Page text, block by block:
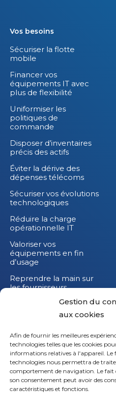
Gestion du
aux cookies
Afin de fournir les meilleures
technologies telles que les cookies
informations relatives à l'appareil. Le
technologies nous permettra de
comportement de navigation. Le fait
son consentement peut avoir des
caractéristiques et fonctions.
Vos besoins
Sécuriser la flotte
mobile
Financer vos
équipements IT avec
plus de flexibilité
Uniformiser les
politiques de
commande
Disposer d’inventaires
précis des actifs
Éviter la dérive des
dépenses télécoms
Sécuriser vos évolutions
technologiques
Réduire la charge
opérationnelle IT
Valoriser vos
équipements en fin
d’usage
Reprendre la main sur
les fournisseurs
Réduire l’impact
carbone de vos